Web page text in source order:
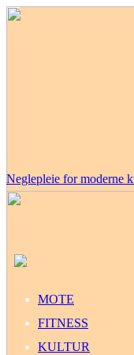
Neglepleie for moderne
MOTE
FITNESS
KULTUR